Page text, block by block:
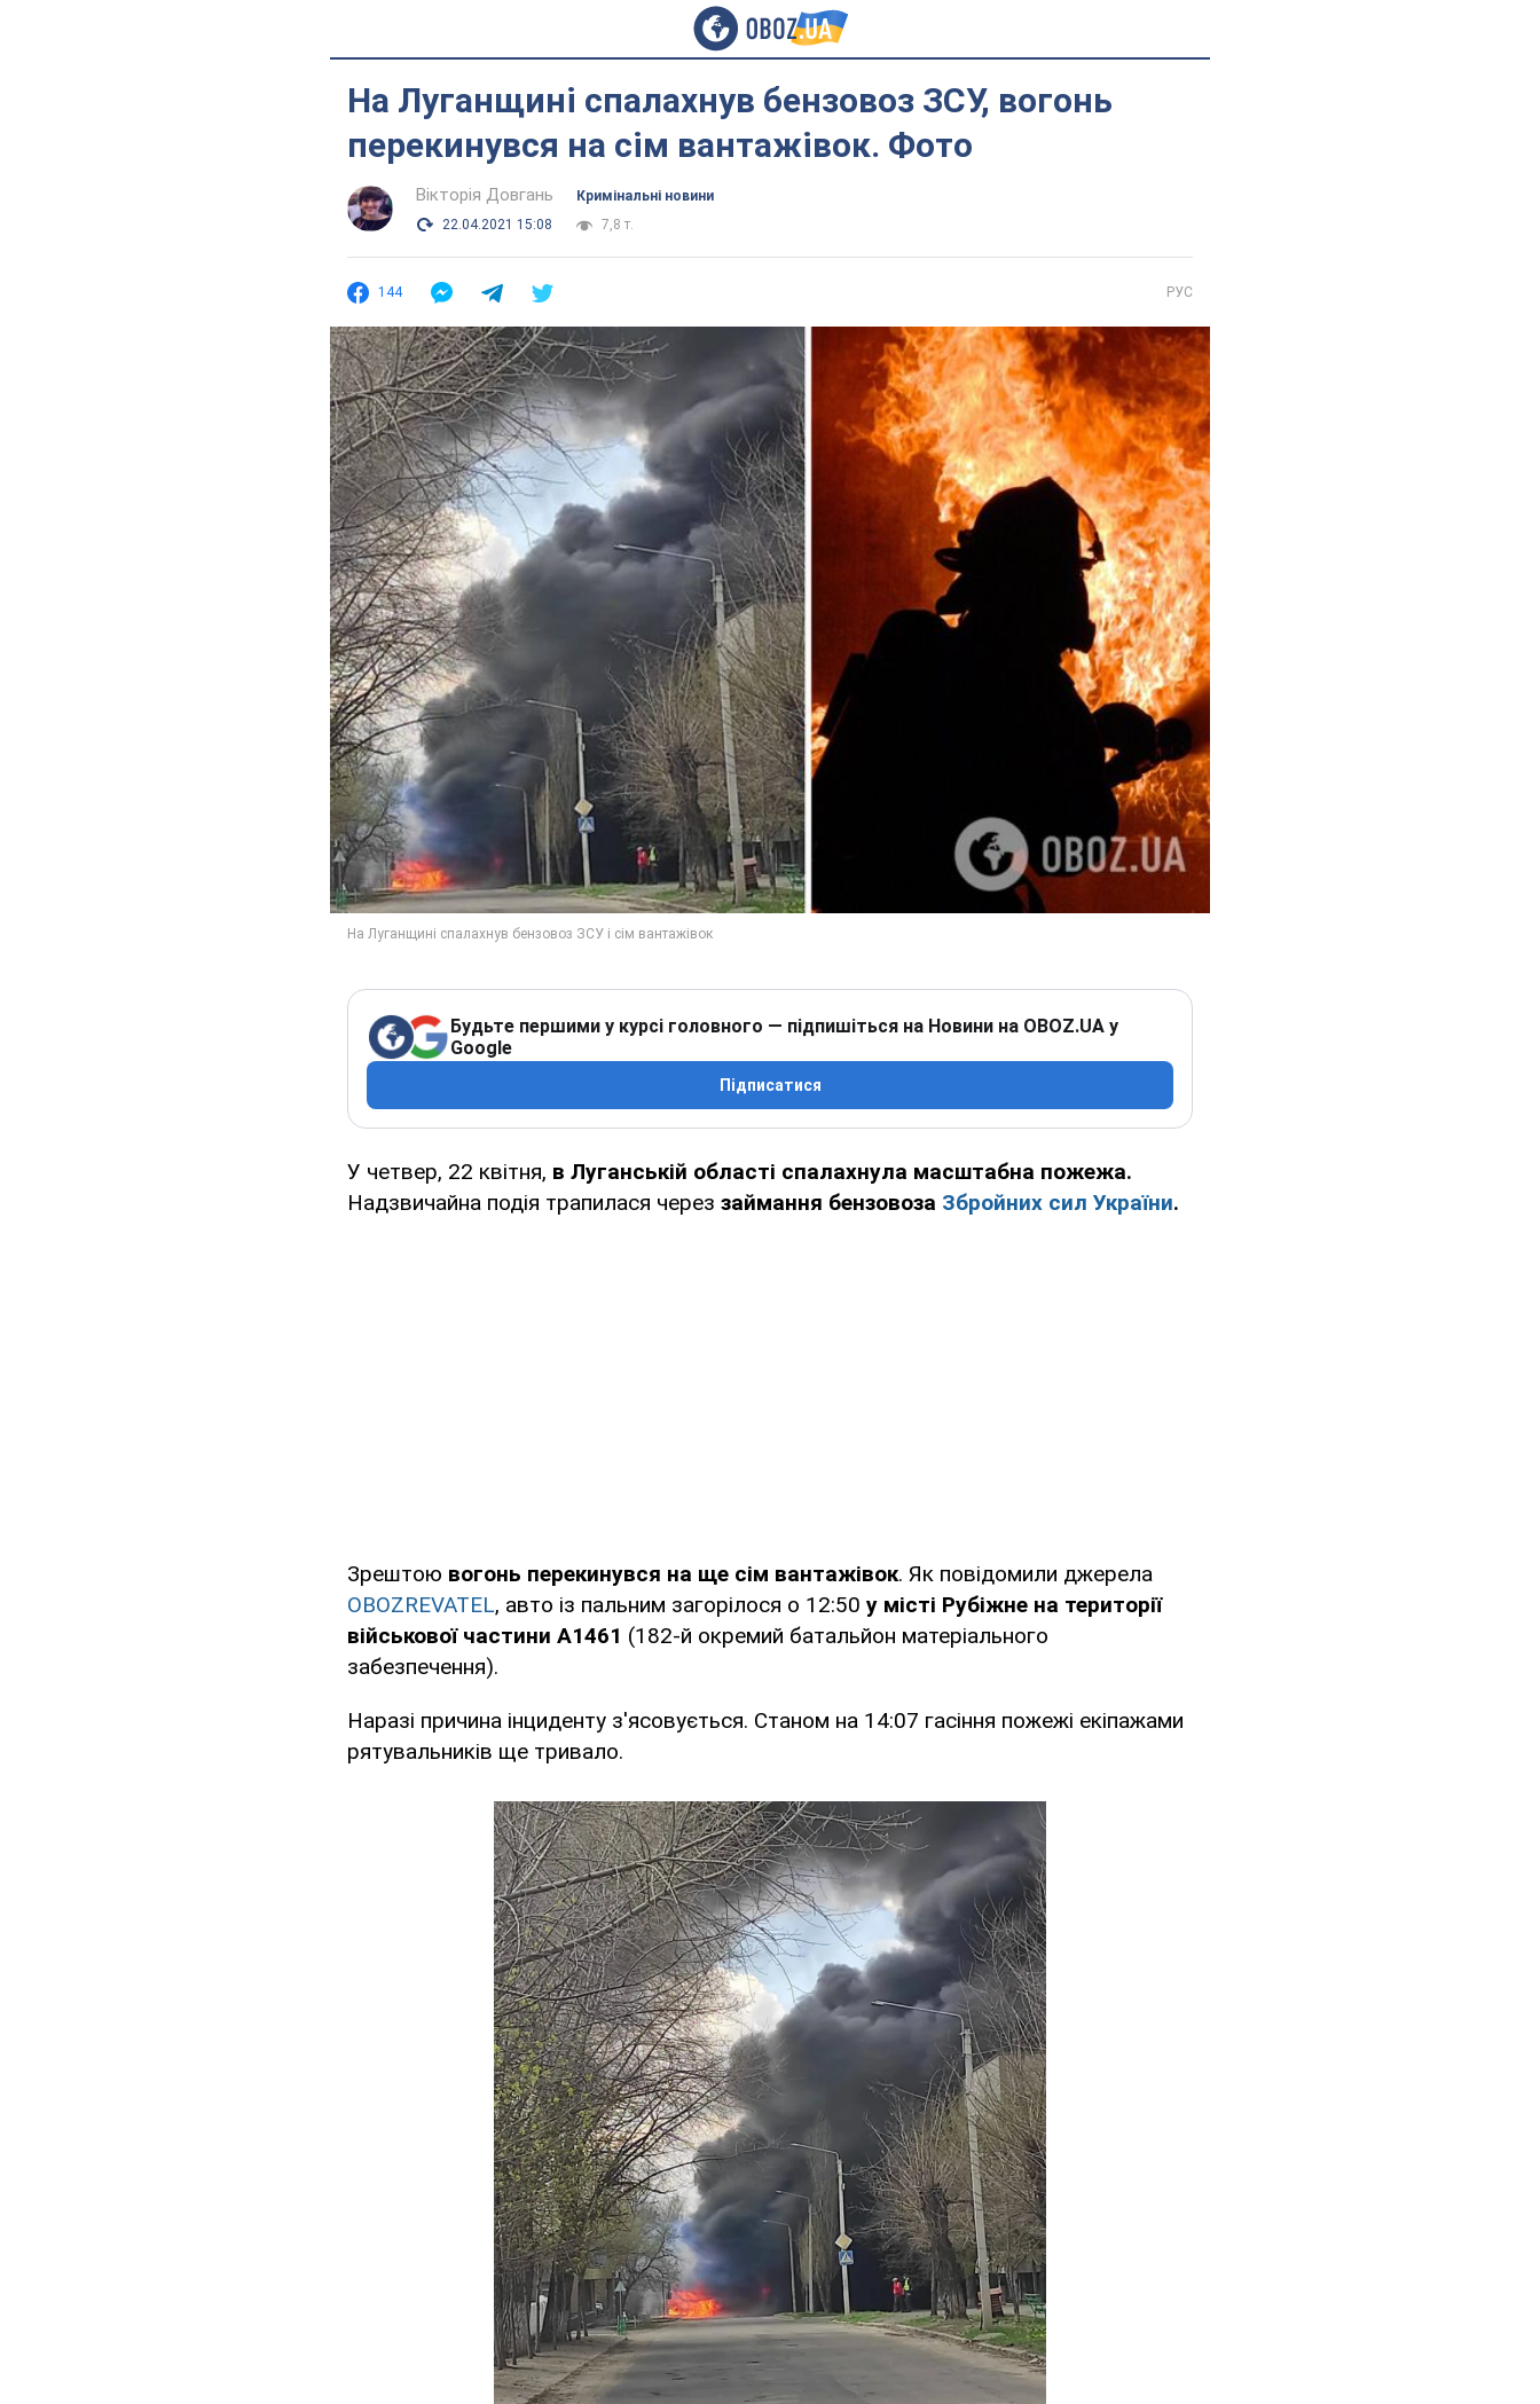
На Луганщині спалахнув бензовоз ЗСУ, вогонь
перекинувся на сім вантажівок. Фото
Вікторія Довгань
Кримінальні новини
22.04.2021 15:08
7,8 т.
144 РУС
Будьте першими у курсі головного — підпишіться на Новини на OBOZ.UA у
Google
Підписатися
У четвер, 22 квітня, в Луганській області спалахнула масштабна пожежа.
Надзвичайна подія трапилася через займання бензовоза Збройних сил України.
Зрештою вогонь перекинувся на ще сім вантажівок. Як повідомили джерела
OBOZREVATEL, авто із пальним загорілося о 12:50 у місті Рубіжне на території
військової частини А1461 (182-й окремий батальйон матеріального
забезпечення).
Наразі причина інциденту з'ясовується. Станом на 14:07 гасіння пожежі екіпажами
рятувальників ще тривало.